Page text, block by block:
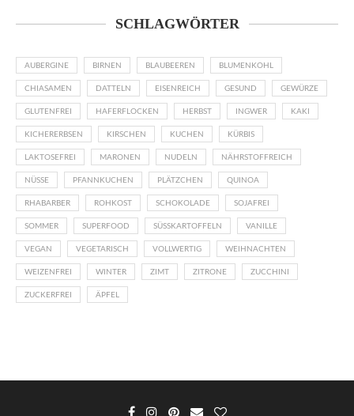
SCHLAGWÖRTER
AUBERGINE BIRNEN BLAUBEEREN BLUMENKOHL
CHIASAMEN DATTELN EISENREICH GESUND GEWÜRZE
GLUTENFREI HAFERFLOCKEN HERBST INGWER KAKI
KICHERERBSEN KIRSCHEN KUCHEN KÜRBIS
LAKTOSEFREI MARONEN NUDELN NÄHRSTOFFREICH
NÜSSE PFANNKUCHEN PLÄTZCHEN QUINOA
RHABARBER ROHKOST SCHOKOLADE SOJAFREI
SOMMER SUPERFOOD SÜSSKARTOFFELN VANILLE
VEGAN VEGETARISCH VOLLWERTIG WEIHNACHTEN
WEIZENFREI WINTER ZIMT ZITRONE ZUCCHINI
ZUCKERFREI ÄPFEL